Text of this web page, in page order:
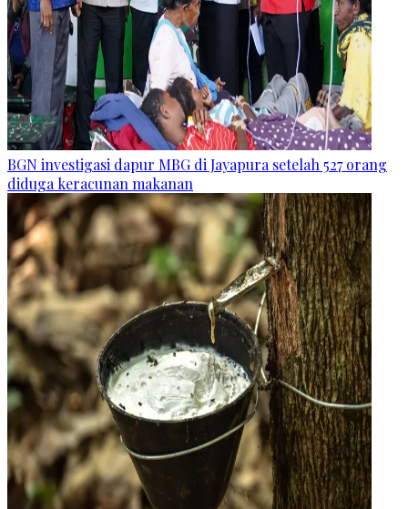
BGN investigasi dapur MBG di Jayapura setelah 527 orang
diduga keracunan makanan